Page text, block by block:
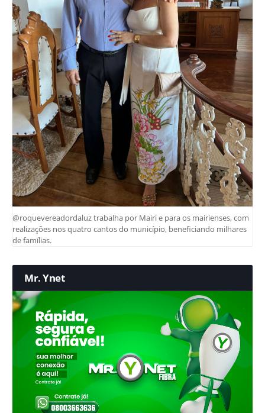
@roquevereadordaluz trabalha por Mairi e para os mairienses, com
realizações nos quatro cantos do município, beneficiando milhares
de famílias.
Mr. Ynet